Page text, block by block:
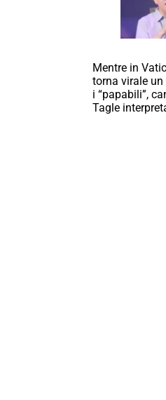
Mentre in
torna virale
i “papabili”,
Tagle